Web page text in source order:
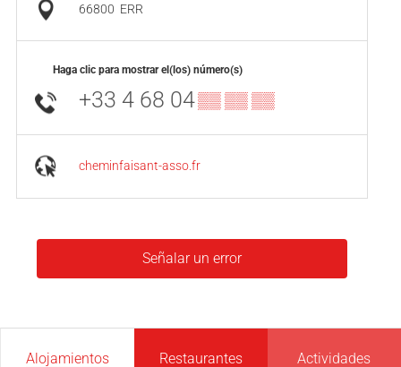
66800 ERR
Haga clic para mostrar el(los) número(s)
+33 4 68 04▒▒ ▒▒ ▒▒
cheminfaisant-asso.fr
Señalar un error
Alojamientos Restaurantes Actividades